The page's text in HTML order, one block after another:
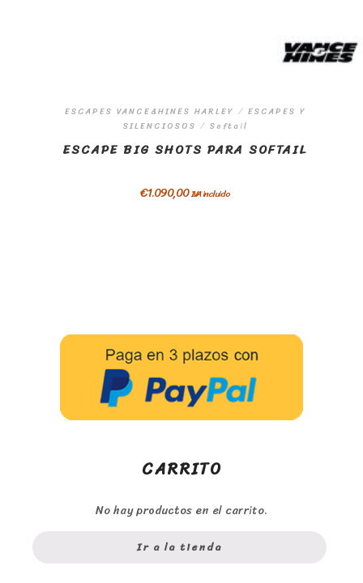
ESCAPES VANCE&HINES HARLEY / ESCAPES Y
SILENCIOSOS / Softail
ESCAPE BIG SHOTS PARA SOFTAIL
€1.090,00IVA incluido
CARRITO
No hay productos en el carrito.
Ir a la tienda